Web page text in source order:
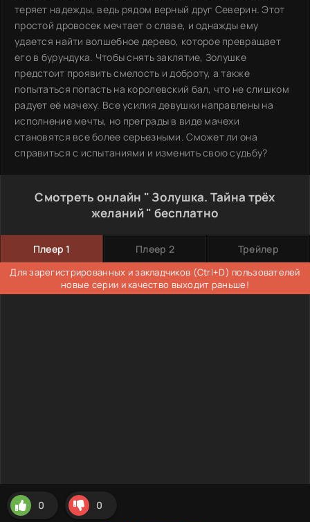
теряет надежды, ведь рядом верный друг Северин. Этот
простой дровосек мечтает о славе, и однажды ему
удается найти волшебное дерево, которое превращает
его в бурундука. Чтобы снять заклятие, Золушке
предстоит проявить смелость и доброту, а также
попытаться попасть на королевский бал, что не слишком
радует её мачеху. Все усилия девушки направлены на
исполнение мечты, но преграды в виде мачехи
становятся все более серьезными. Сможет ли она
справиться с испытаниями и изменить свою судьбу?
Смотреть онлайн " Золушка. Тайна трёх
желаний " бесплатно
Плеер 1 Плеер 2 Трейлер
Для зарегистрированных и закладчиков (Ctrl+D) пользователей
новые серии и качество выходит раньше!
0 0